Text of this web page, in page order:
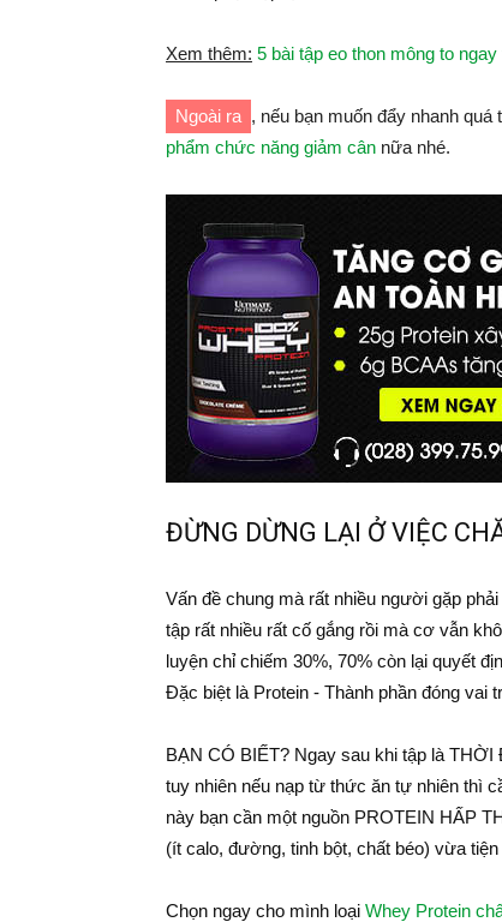
Xem thêm: 5 bài tập eo thon mông to
Ngoài ra , nếu bạn muốn đẩy nhanh
phẩm chức năng giảm cân nữa nhé.
ĐỪNG DỪNG LẠI Ở VIỆC
Vấn đề chung mà rất nhiều người gặp
tập rất nhiều rất cố gắng rồi mà cơ vẫn
luyện chỉ chiếm 30%, 70% còn lại quyết
Đặc biệt là Protein - Thành phần đóng vai
BẠN CÓ BIẾT? Ngay sau khi tập là
tuy nhiên nếu nạp từ thức ăn tự nhiên thì
này bạn cần một nguồn PROTEIN HẤP
(ít calo, đường, tinh bột, chất béo) vừa
Chọn ngay cho mình loại Whey Protein